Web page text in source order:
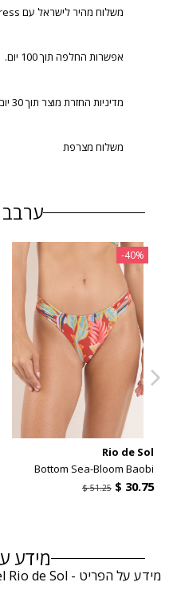
משלוח מהיר לישראל עם DHL Express & Fedex Express
אפשרות החלפה תוך 100 יום.
מדיניות החזרת מוצר תוך 30 יום
משלוח מצרפת
‎-40%
Rio de Sol
Bottom Sea-Bloom Baobi
‏30.75 $
‏51.25 $
מידע
מידע על הפריט - Top Sea-Bloom Mel Rio de Sol